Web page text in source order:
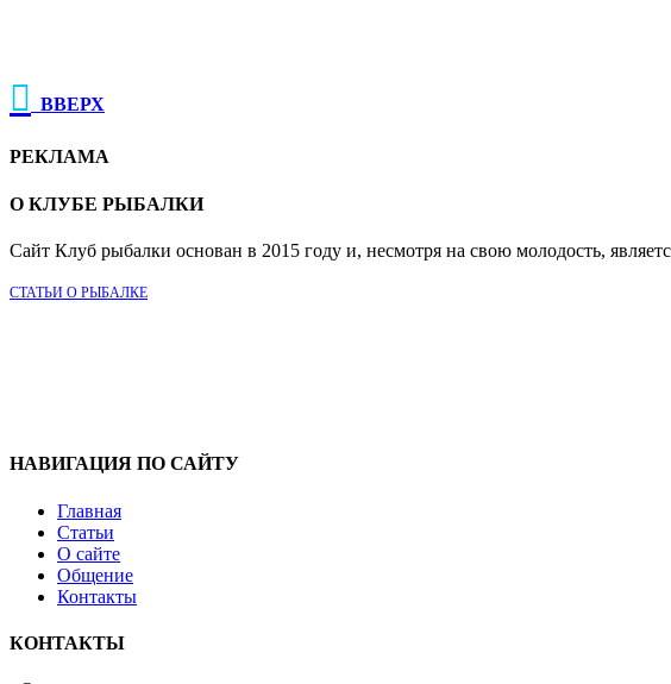
 ВВЕРХ
РЕКЛАМА
О КЛУБЕ РЫБАЛКИ
Сайт Клуб рыбалки основан в 2015 году и, несмотря на свою молодость,
СТАТЬИ О РЫБАЛКЕ
НАВИГАЦИЯ ПО САЙТУ
Главная
Статьи
О сайте
Общение
Контакты
КОНТАКТЫ